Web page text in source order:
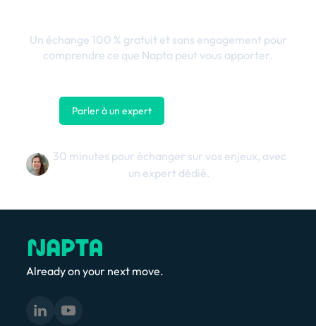
Un échange 100 % gratuit et sans engagement pour
comprendre ce que Napta peut vous apporter.
Parler à un expert
30 minutes pour échanger sur vos enjeux, avec
un expert dédié.
Already on your next move.